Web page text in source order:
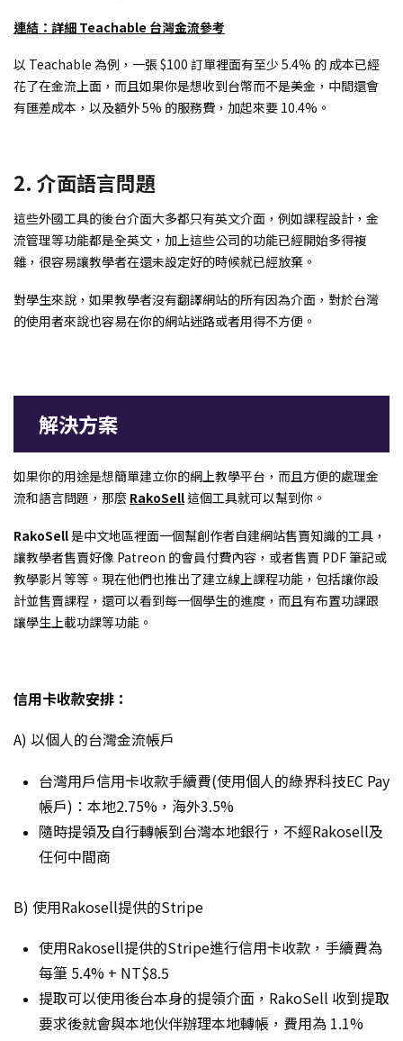
連結：詳細 Teachable 台灣金流參考
以 Teachable 為例，一張 $100 訂單裡面有至少 5.4% 的 成本已經
花了在金流上面，而且如果你是想收到台幣而不是美金，中間還會
有匯差成本，以及額外 5% 的服務費，加起來要 10.4%。
2. 介面語言問題
這些外國工具的後台介面大多都只有英文介面，例如課程設計，金
流管理等功能都是全英文，加上這些公司的功能已經開始多得複
雜，很容易讓教學者在還未設定好的時候就已經放棄。
對學生來說，如果教學者沒有翻譯網站的所有因為介面，對於台灣
的使用者來說也容易在你的網站迷路或者用得不方便。
解決方案
如果你的用途是想簡單建立你的網上教學平台，而且方便的處理金
流和語言問題，那麼 RakoSell這個工具就可以幫到你。
RakoSell是中文地區裡面一個幫創作者自建網站售賣知識的工具，
讓教學者售賣好像 Patreon 的會員付費內容，或者售賣 PDF 筆記或
教學影片等等。現在他們也推出了建立線上課程功能，包括讓你設
計並售賣課程，還可以看到每一個學生的進度，而且有布置功課跟
讓學生上載功課等功能。
信用卡收款安排：
A) 以個人的台灣金流帳戶
台灣用戶信用卡收款手續費(使用個人的綠界科技EC Pay
帳戶)：本地2.75%，海外3.5%
隨時提領及自行轉帳到台灣本地銀行，不經Rakosell及
任何中間商
B) 使用Rakosell提供的Stripe
使用Rakosell提供的Stripe進行信用卡收款，手續費為
每筆 5.4% + NT$8.5
提取可以使用後台本身的提領介面，RakoSell 收到提取
要求後就會與本地伙伴辦理本地轉帳，費用為 1.1%